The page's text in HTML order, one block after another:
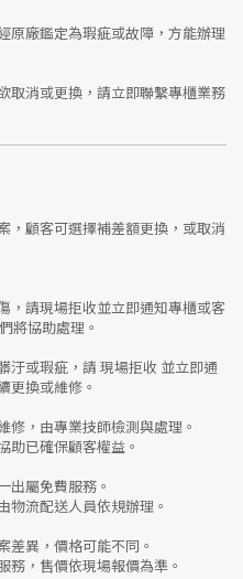
原廠鑑定為瑕疵或故障，方能辦理
取消或更換，請立即聯繫專櫃業務
，顧客可選擇補差額更換，或取消
，請現場拒收並立即通知專櫃或客
將協助處理。
汙或瑕疵 ，請 現場拒收 並立即通
更換或維修。
修，由專業技師檢測與處理。
助已確保顧客權益。
出屬免費服務。
物流配送人員依規辦理。
差異，價格可能不同。
務 ，售價依現場報價為準。